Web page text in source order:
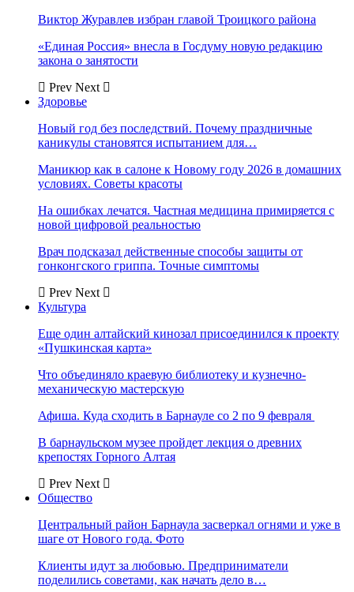
Виктор Журавлев избран главой Троицкого района
«Единая Россия» внесла в Госдуму новую редакцию
закона о занятости
Prev Next
Здоровье
Новый год без последствий. Почему праздничные
каникулы становятся испытанием для…
Маникюр как в салоне к Новому году 2026 в домашних
условиях. Советы красоты
На ошибках лечатся. Частная медицина примиряется с
новой цифровой реальностью
Врач подсказал действенные способы защиты от
гонконгского гриппа. Точные симптомы
Prev Next
Культура
Еще один алтайский кинозал присоединился к проекту
«Пушкинская карта»
Что объединяло краевую библиотеку и кузнечно-
механическую мастерскую
Афиша. Куда сходить в Барнауле со 2 по 9 февраля
В барнаульском музее пройдет лекция о древних
крепостях Горного Алтая
Prev Next
Общество
Центральный район Барнаула засверкал огнями и уже в
шаге от Нового года. Фото
Клиенты идут за любовью. Предприниматели
поделились советами, как начать дело в…